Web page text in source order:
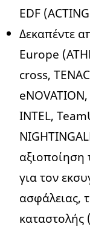
EDF
Δεκαπέντε
Europe
cross,
INTEL,
αξιοποίηση
για τον
ασφάλειας,
καταστολής